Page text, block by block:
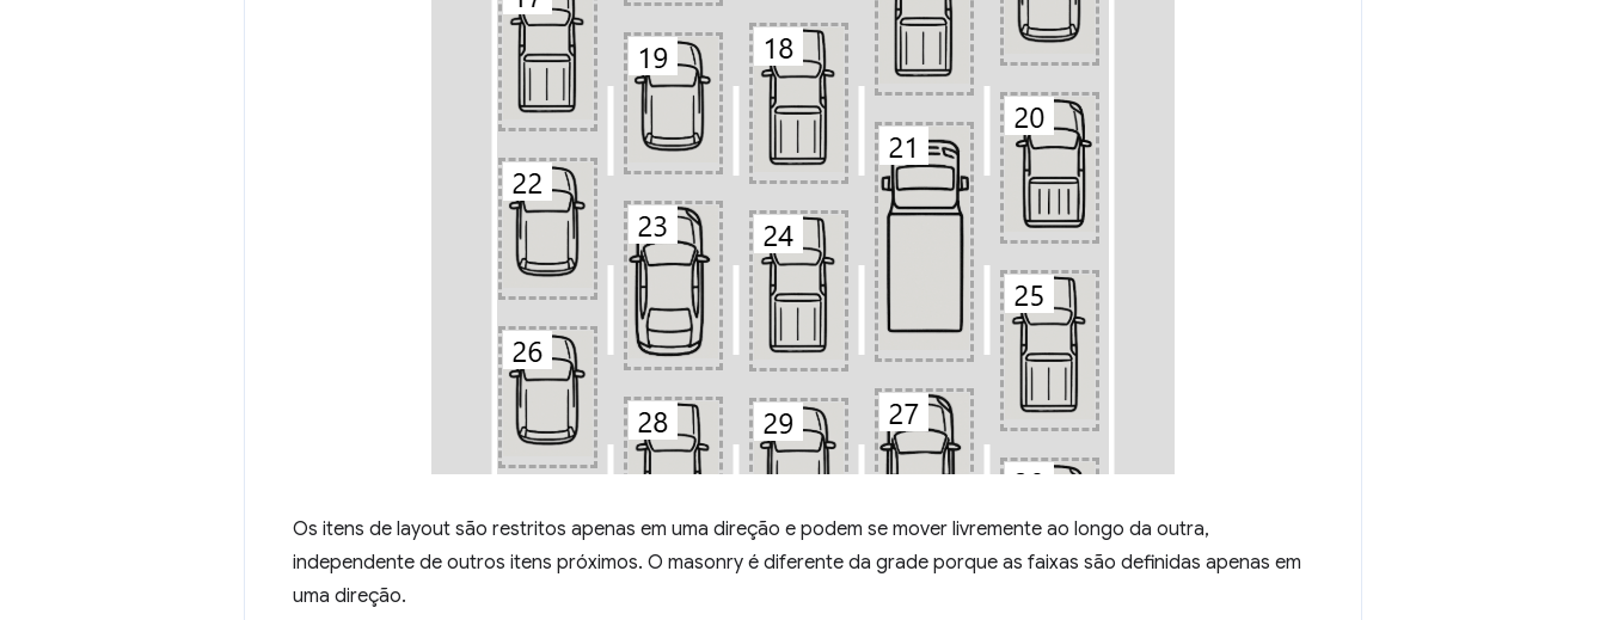
Os itens de layout são restritos apenas em uma direção e podem se mover livremente ao longo da outra,
independente de outros itens próximos. O masonry é diferente da grade porque as faixas são definidas apenas em
uma direção.